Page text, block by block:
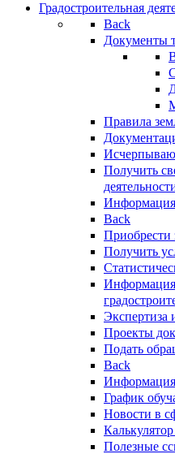
Градостроительная
Back
Документы
Правила
Получить
Информация
Back
Приобрести
Получить
Экспертиза
Проекты
Подать
Back
Информация
График
Новости в
Полезные